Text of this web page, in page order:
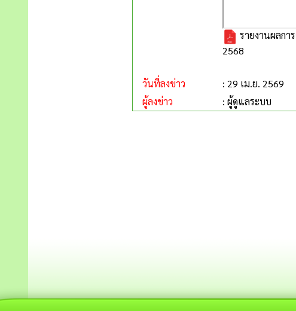
รายงานผลก
2568
วันที่ลงข่าว
: 29 เม.ย. 2569
ผู้ลงข่าว
: ผู้ดูแลระบบ